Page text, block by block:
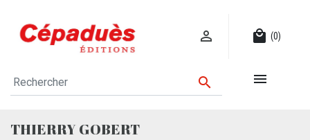
 local_mall (0)
 
THIERRY GOBERT